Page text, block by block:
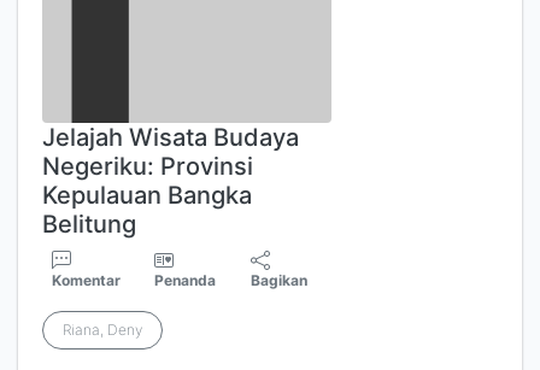
Jelajah Wisata Budaya
Negeriku: Provinsi
Kepulauan Bangka
Belitung
Komentar Penanda Bagikan
Riana, Deny